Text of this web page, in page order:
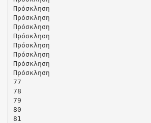
Πρόσκληση
Πρόσκληση
Πρόσκληση
Πρόσκληση
Πρόσκληση
Πρόσκληση
Πρόσκληση
Πρόσκληση
77
78
79
80
81